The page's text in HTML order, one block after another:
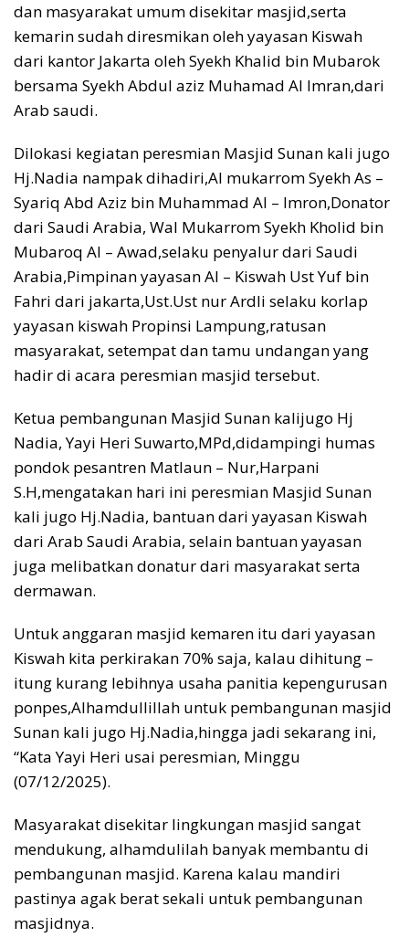
dan masyarakat umum disekitar masjid,serta
kemarin sudah diresmikan oleh yayasan Kiswah
dari kantor Jakarta oleh Syekh Khalid bin Mubarok
bersama Syekh Abdul aziz Muhamad Al Imran,dari
Arab saudi.
Dilokasi kegiatan peresmian Masjid Sunan kali jugo
Hj.Nadia nampak dihadiri,Al mukarrom Syekh As –
Syariq Abd Aziz bin Muhammad Al – Imron,Donator
dari Saudi Arabia, Wal Mukarrom Syekh Kholid bin
Mubaroq Al – Awad,selaku penyalur dari Saudi
Arabia,Pimpinan yayasan Al – Kiswah Ust Yuf bin
Fahri dari jakarta,Ust.Ust nur Ardli selaku korlap
yayasan kiswah Propinsi Lampung,ratusan
masyarakat, setempat dan tamu undangan yang
hadir di acara peresmian masjid tersebut.
Ketua pembangunan Masjid Sunan kalijugo Hj
Nadia, Yayi Heri Suwarto,MPd,didampingi humas
pondok pesantren Matlaun – Nur,Harpani
S.H,mengatakan hari ini peresmian Masjid Sunan
kali jugo Hj.Nadia, bantuan dari yayasan Kiswah
dari Arab Saudi Arabia, selain bantuan yayasan
juga melibatkan donatur dari masyarakat serta
dermawan.
Untuk anggaran masjid kemaren itu dari yayasan
Kiswah kita perkirakan 70% saja, kalau dihitung –
itung kurang lebihnya usaha panitia kepengurusan
ponpes,Alhamdullillah untuk pembangunan masjid
Sunan kali jugo Hj.Nadia,hingga jadi sekarang ini,
“Kata Yayi Heri usai peresmian, Minggu
(07/12/2025).
Masyarakat disekitar lingkungan masjid sangat
mendukung, alhamdulilah banyak membantu di
pembangunan masjid. Karena kalau mandiri
pastinya agak berat sekali untuk pembangunan
masjidnya.